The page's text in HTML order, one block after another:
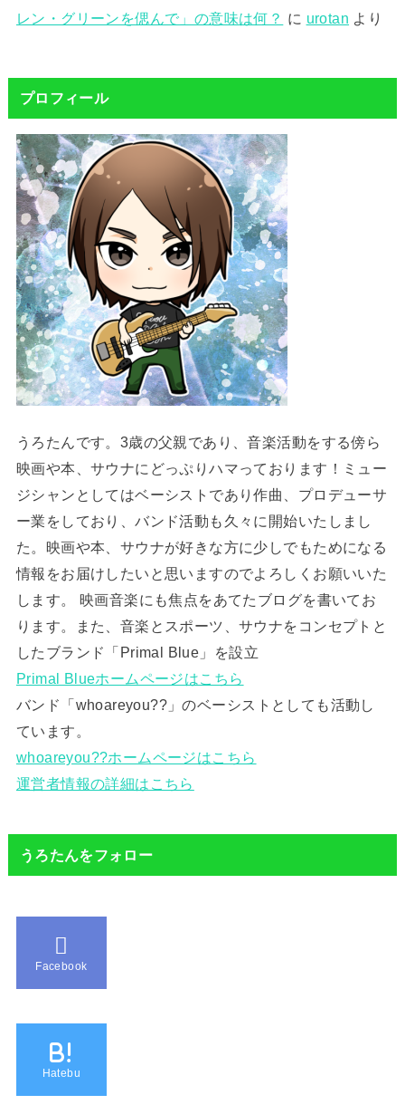
レン・グリーンを偲んで」の意味は何？ に urotan より
プロフィール
うろたんです。3歳の父親であり、音楽活動をする傍ら
映画や本、サウナにどっぷりハマっております！ミュー
ジシャンとしてはベーシストであり作曲、プロデューサ
ー業をしており、バンド活動も久々に開始いたしまし
た。映画や本、サウナが好きな方に少しでもためになる
情報をお届けしたいと思いますのでよろしくお願いいた
します。 映画音楽にも焦点をあてたブログを書いてお
ります。また、音楽とスポーツ、サウナをコンセプトと
したブランド「Primal Blue」を設立
Primal Blueホームページはこちら
バンド「whoareyou??」のベーシストとしても活動し
ています。
whoareyou??ホームページはこちら
運営者情報の詳細はこちら
うろたんをフォロー
Facebook
B!
Hatebu